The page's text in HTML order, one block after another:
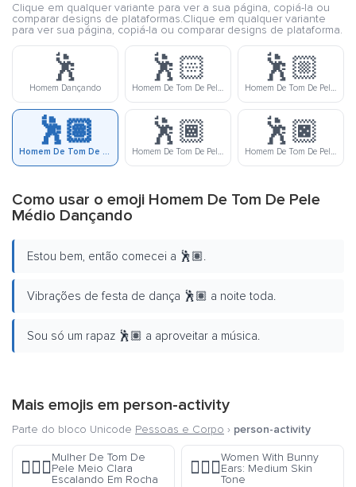
Clique em qualquer variante para ver a sua página, copiá-la ou
comparar designs de plataformas.Clique em qualquer variante
para ver sua página, copiá-la ou comparar designs de plataforma.
🕺
Homem Dançando
🕺🏻
Homem De Tom De Pele Clara Dançando
🕺🏼
Homem De Tom De Pele Meio Clara Dançando
🕺🏽
Homem De Tom De Pele Médio Dançando
🕺🏾
Homem De Tom De Pele Meio Escura Dançando
🕺🏿
Homem De Tom De Pele Escura Dançando
Como usar o emoji Homem De Tom De Pele
Médio Dançando
Estou bem, então comecei a 🕺🏽.
Vibrações de festa de dança 🕺🏽 a noite toda.
Sou só um rapaz 🕺🏽 a aproveitar a música.
Mais emojis em person-activity
Parte do bloco Unicode Pessoas e Corpo › person-activity
🧗🏼‍♀️
Mulher De Tom De
Pele Meio Clara
Escalando Em Rocha
👯🏽‍♀️
Women With Bunny
Ears: Medium Skin
Tone